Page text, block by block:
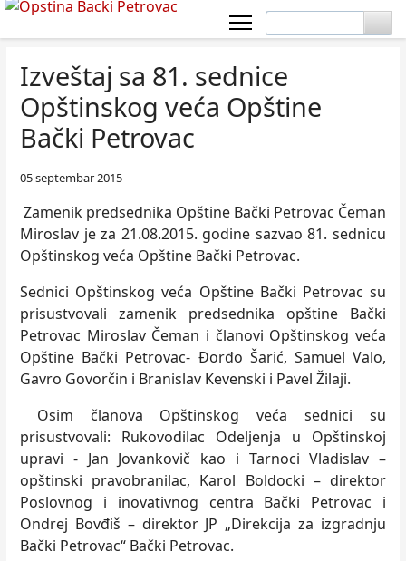
Izveštaj sa 81. sednice
Opštinskog veća Opštine
Bački Petrovac
05 septembar 2015
Zamenik predsednika Opštine Bački Petrovac Čeman
Miroslav je za 21.08.2015. godine sazvao 81. sednicu
Opštinskog veća Opštine Bački Petrovac.
Sednici Opštinskog veća Opštine Bački Petrovac su
prisustvovali zamenik predsednika opštine Bački
Petrovac Miroslav Čeman i članovi Opštinskog veća
Opštine Bački Petrovac- Đorđo Šarić, Samuel Valo,
Gavro Govorčin i Branislav Kevenski i Pavel Žilaji.
Osim članova Opštinskog veća sednici su
prisustvovali: Rukovodilac Odeljenja u Opštinskoj
upravi - Jan Jovankovič kao i Tarnoci Vladislav –
opštinski pravobranilac, Karol Boldocki – direktor
Poslovnog i inovativnog centra Bački Petrovac i
Ondrej Bovđiš – direktor JP „Direkcija za izgradnju
Bački Petrovac“ Bački Petrovac.